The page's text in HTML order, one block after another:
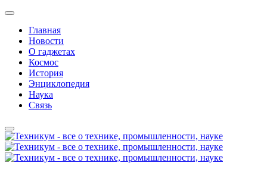
Главная
Новости
О гаджетах
Космос
История
Энциклопедия
Наука
Связь